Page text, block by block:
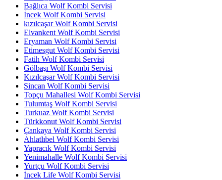
Bağlıca Wolf Kombi Servisi
İncek Wolf Kombi Servisi
kızılcaşar Wolf Kombi Servisi
Elvankent Wolf Kombi Servisi
Eryaman Wolf Kombi Servisi
Etimesgut Wolf Kombi Servisi
Fatih Wolf Kombi Servisi
Gölbaşı Wolf Kombi Servisi
Kızılcaşar Wolf Kombi Servisi
Sincan Wolf Kombi Servisi
Topçu Mahallesi Wolf Kombi Servisi
Tulumtaş Wolf Kombi Servisi
Turkuaz Wolf Kombi Servisi
Türkkonut Wolf Kombi Servisi
Çankaya Wolf Kombi Servisi
Ahlatlıbel Wolf Kombi Servisi
Yapracık Wolf Kombi Servisi
Yenimahalle Wolf Kombi Servisi
Yurtçu Wolf Kombi Servisi
İncek Life Wolf Kombi Servisi